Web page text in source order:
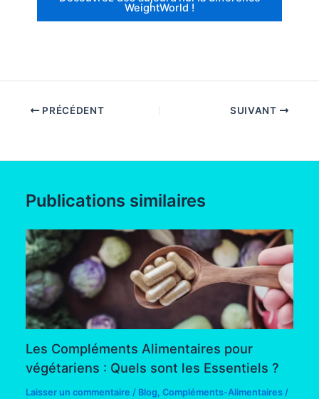
WeightWorld !
PRÉCÉDENT SUIVANT
Publications similaires
Les Compléments Alimentaires pour
végétariens : Quels sont les Essentiels ?
Laisser un commentaire / Blog,Compléments-Alimentaires /